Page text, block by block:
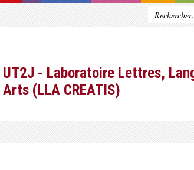
UT2J - Laboratoire Lettres,
Arts (LLA CREATIS)